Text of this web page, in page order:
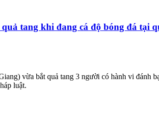
tang khi đang cá độ bóng đá tại
vừa bắt quả tang 3 người có hành vi đánh
luật.